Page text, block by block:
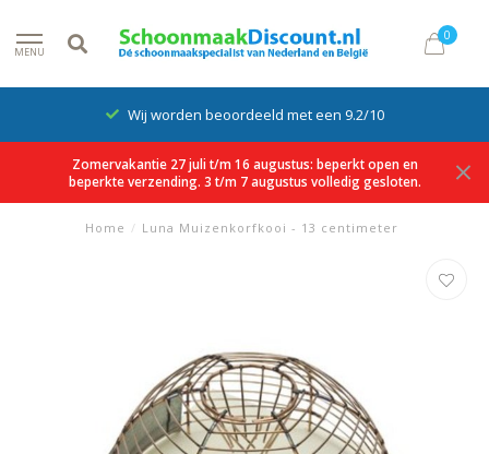
MENU
0
Wij worden beoordeeld met een 9.2/10
Zomervakantie 27 juli t/m 16 augustus: beperkt open en
beperkte verzending. 3 t/m 7 augustus volledig gesloten.
Home / Luna Muizenkorfkooi - 13 centimeter